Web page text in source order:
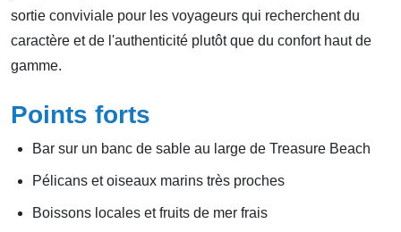
sortie conviviale pour les voyageurs qui recherchent du
caractère et de l'authenticité plutôt que du confort haut de
gamme.
Points forts
Bar sur un banc de sable au large de Treasure Beach
Pélicans et oiseaux marins très proches
Boissons locales et fruits de mer frais